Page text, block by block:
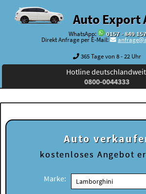
Auto Export
WhatsApp:
0157 - 849
Direkt Anfrage per E-Mail:
365 Tage von 8 - 22 Uhr
Hotline
0800-0044333
Auto
kostenloses Angebot
Marke: